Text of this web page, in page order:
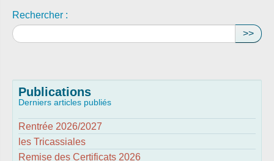
Rechercher :
>>
Publications
Derniers articles publiés
Rentrée 2026/2027
les Tricassiales
Remise des Certificats 2026